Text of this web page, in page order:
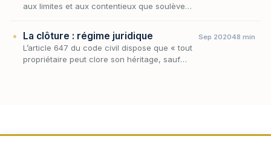
aux limites et aux contentieux que soulève
La clôture : régime juridique
L’article 647 du code civil dispose que « tout
propriétaire peut clore son héritage, sauf
Sep 202048 min